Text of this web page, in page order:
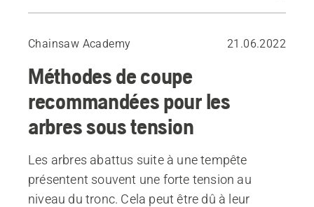
Chainsaw Academy 21.06.2022
Méthodes de coupe
recommandées pour les
arbres sous tension
Les arbres abattus suite à une tempête
présentent souvent une forte tension au
niveau du tronc. Cela peut être dû à leur